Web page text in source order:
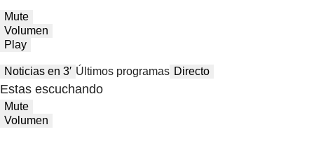
Mute
Volumen
Play
Noticias en 3′ Últimos programas Directo
Estas escuchando
Mute
Volumen